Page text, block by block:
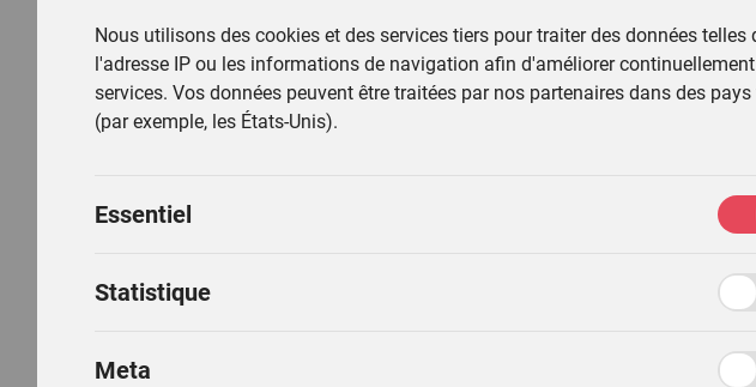
Formulaire
Nous utilisons des cookies et des services tiers pour traiter des données telles
l'adresse IP ou les informations de navigation afin d'améliorer
services. Vos données peuvent être traitées par nos partenaires dans des pays
(par exemple, les États-Unis).
Essentiel
Statistique
Meta